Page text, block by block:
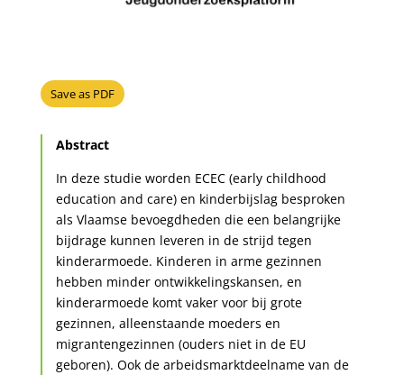
Save as PDF
Abstract
In deze studie worden ECEC (early childhood
education and care) en kinderbijslag besproken
als Vlaamse bevoegdheden die een belangrijke
bijdrage kunnen leveren in de strijd tegen
kinderarmoede. Kinderen in arme gezinnen
hebben minder ontwikkelingskansen, en
kinderarmoede komt vaker voor bij grote
gezinnen, alleenstaande moeders en
migrantengezinnen (ouders niet in de EU
geboren). Ook de arbeidsmarktdeelname van de